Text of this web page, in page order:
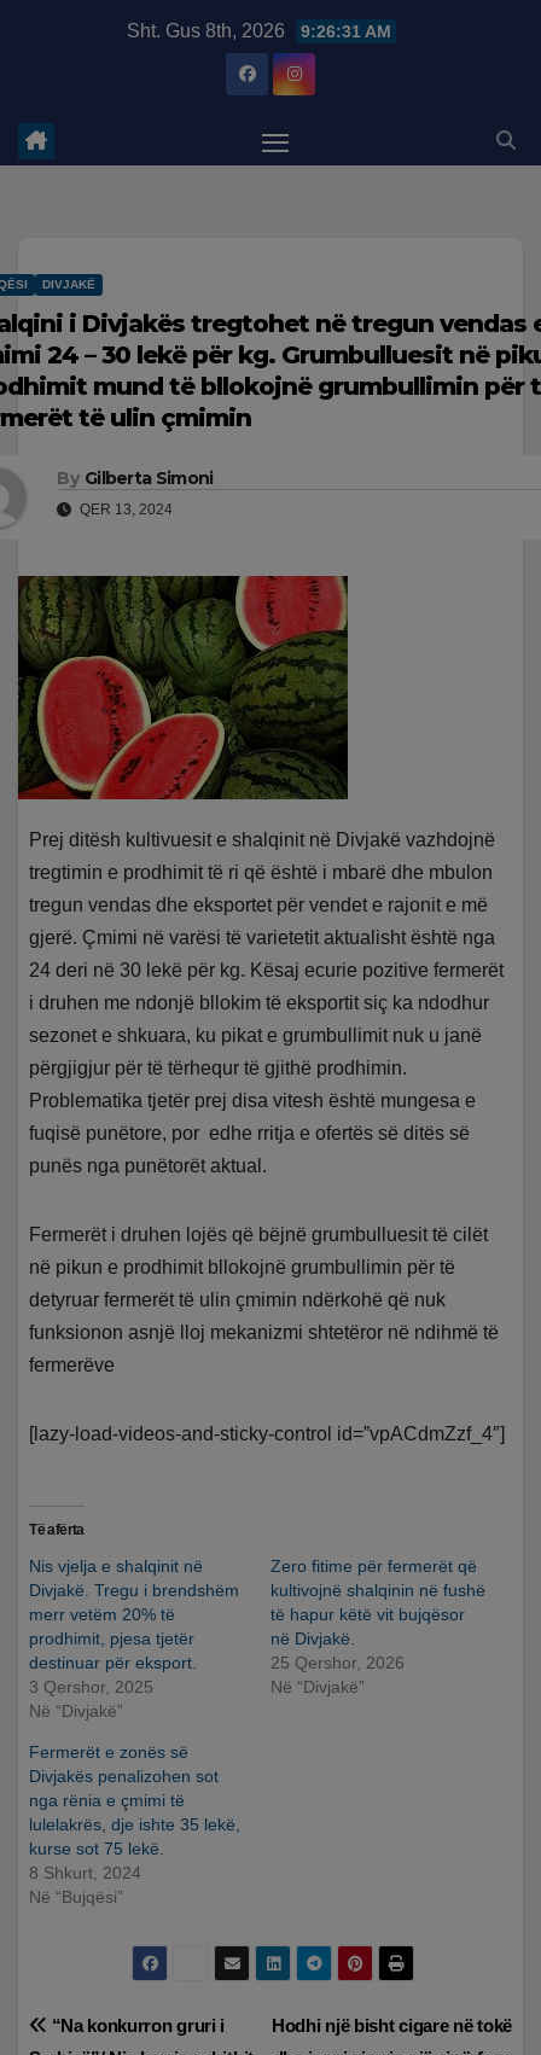
Sht. Gus 8th, 2026 9:26:32 AM
DIVJAKË
i Divjakës tregtohet në tregun vendas
24 – 30 lekë për kg. Grumbulluesit në
mund të bllokojnë grumbullimin për
të ulin çmimin
By Gilberta Simoni
QER 13, 2024
Prej ditësh kultivuesit e shalqinit në Divjakë vazhdojnë
tregtimin e prodhimit të ri që është i mbarë dhe mbulon
tregun vendas dhe eksportet për vendet e rajonit e më
gjerë. Çmimi në varësi të varietetit aktualisht është nga
24 deri në 30 lekë për kg. Kësaj ecurie pozitive fermerët
i druhen me ndonjë bllokim të eksportit siç ka ndodhur
sezonet e shkuara, ku pikat e grumbullimit nuk u janë
përgjigjur për të tërhequr të gjithë prodhimin.
Problematika tjetër prej disa vitesh është mungesa e
fuqisë punëtore, por edhe rritja e ofertës së ditës së
punës nga punëtorët aktual.
Fermerët i druhen lojës që bëjnë grumbulluesit të cilët
në pikun e prodhimit bllokojnë grumbullimin për të
detyruar fermerët të ulin çmimin ndërkohë që nuk
funksionon asnjë lloj mekanizmi shtetëror në ndihmë të
fermerëve
[lazy-load-videos-and-sticky-control id=”vpACdmZzf_4″]
Të afërta
Nis vjelja e shalqinit në
Divjakë. Tregu i brendshëm
merr vetëm 20% të
prodhimit, pjesa tjetër
destinuar për eksport.
3 Qershor, 2025
Në “Divjakë”
Zero fitime për fermerët që
kultivojnë shalqinin në fushë
të hapur këtë vit bujqësor
në Divjakë.
25 Qershor, 2026
Në “Divjakë”
Fermerët e zonës së
Divjakës penalizohen sot
nga rënia e çmimi të
lulelakrës, dje ishte 35 lekë,
kurse sot 75 lekë.
8 Shkurt, 2024
Në “Bujqësi”
Lëvizje
Hodhi një bisht cigare në tokë
“Na konkurron gruri i